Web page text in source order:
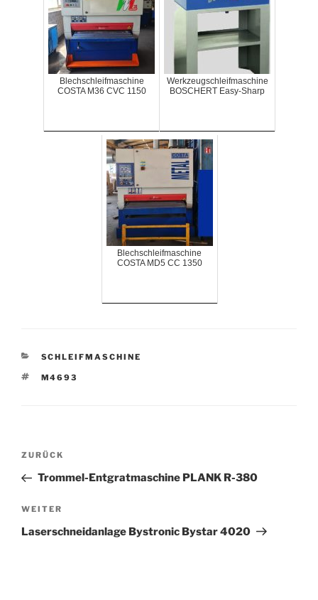
Blechschleifmaschine
COSTA M36 CVC 1150
Werkzeugschleifmaschine
BOSCHERT Easy-Sharp
Blechschleifmaschine
COSTA MD5 CC 1350
KATEGORIEN
SCHLEIFMASCHINE
SCHLAGWÖRTER
M4693
Beitrags-
Vorheriger
Beitrag
ZURÜCK
Trommel-Entgratmaschine PLANK R-380
Nächster
Beitrag
WEITER
Laserschneidanlage Bystronic Bystar 4020